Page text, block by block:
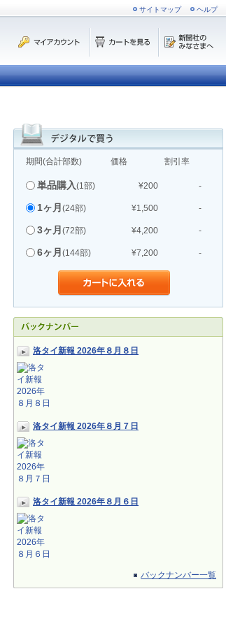
サイトマップ ヘルプ
期間(合計部数) 価格 割引率
単品購入(1部) ¥200 -
1ヶ月 (24部) ¥1,500 -
3ヶ月 (72部) ¥4,200 -
6ヶ月 (144部) ¥7,200 -
洛タイ新報 2026年８月８日
洛タイ新報 2026年８月７日
洛タイ新報 2026年８月６日
バックナンバー一覧